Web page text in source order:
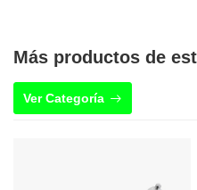
Más productos de
Ver Categoría